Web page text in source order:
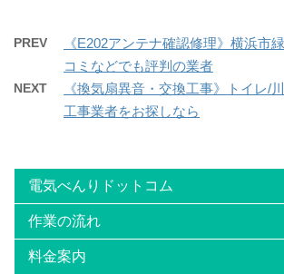
PREV
《E202アンテナ確認修理》横浜市
コミなどでも評判の業者
NEXT
《換気扇異音・交換工事》トイレ/
工事業者をお探しなら
電気べんりドットコム
作業の流れ
料金案内